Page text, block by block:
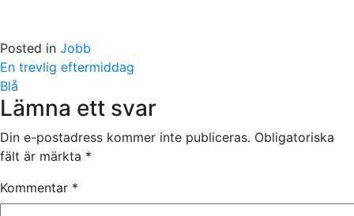
Posted in Jobb
Post
navigation
En trevlig eftermiddag
Blå
Lämna ett svar
Din e-postadress kommer inte publiceras. Obligatoriska
fält är märkta *
Kommentar *